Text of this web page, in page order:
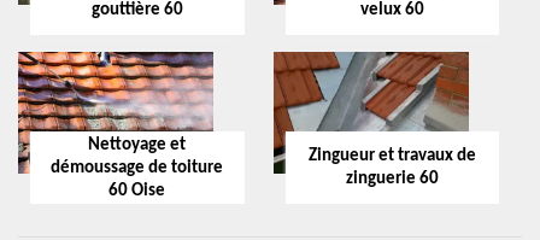
gouttière 60
velux 60
Nettoyage et
démoussage de toiture
60 Oise
Zingueur et travaux de
zinguerie 60